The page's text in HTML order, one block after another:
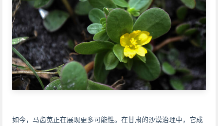
如今，马齿苋正在展现更多可能性。在甘肃的沙漠治理中，它成